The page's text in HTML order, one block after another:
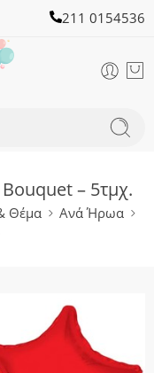
211 0154536
– 5τμχ.
Θέμα
Ανά Ήρωα